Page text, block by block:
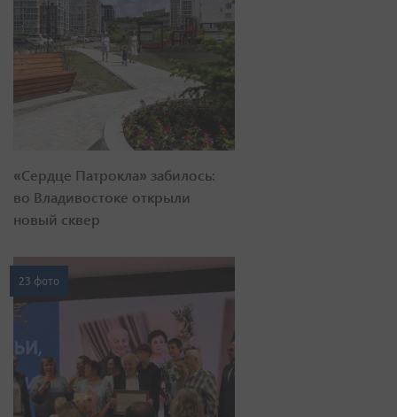
«Сердце Патрокла» забилось:
во Владивостоке открыли
новый сквер
23 фото